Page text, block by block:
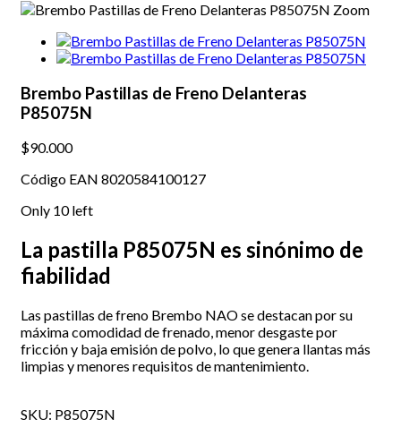
Zoom
Brembo Pastillas de Freno Delanteras
P85075N
$90.000
Código EAN 8020584100127
Only 10 left
La pastilla P85075N es sinónimo de
fiabilidad
Las pastillas de freno Brembo NAO se destacan por su
máxima comodidad de frenado, menor desgaste por
fricción y baja emisión de polvo, lo que genera llantas más
limpias y menores requisitos de mantenimiento.
SKU: P85075N